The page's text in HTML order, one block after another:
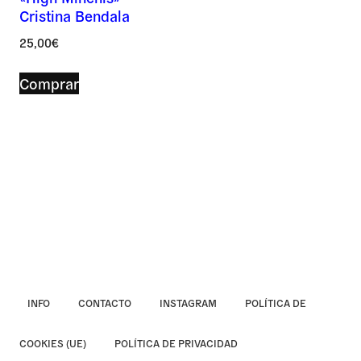
Cristina Bendala
25,00€
Comprar
INFO CONTACTO INSTAGRAM POLÍTICA DE
COOKIES (UE) POLÍTICA DE PRIVACIDAD
Asunto *